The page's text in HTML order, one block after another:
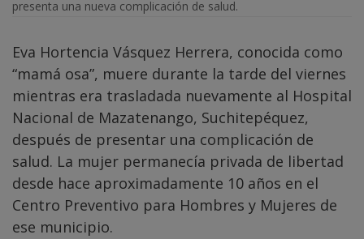
presenta una nueva complicación de salud.
Eva Hortencia Vásquez Herrera, conocida como
“mamá osa”, muere durante la tarde del viernes
mientras era trasladada nuevamente al Hospital
Nacional de Mazatenango, Suchitepéquez,
después de presentar una complicación de
salud. La mujer permanecía privada de libertad
desde hace aproximadamente 10 años en el
Centro Preventivo para Hombres y Mujeres de
ese municipio.